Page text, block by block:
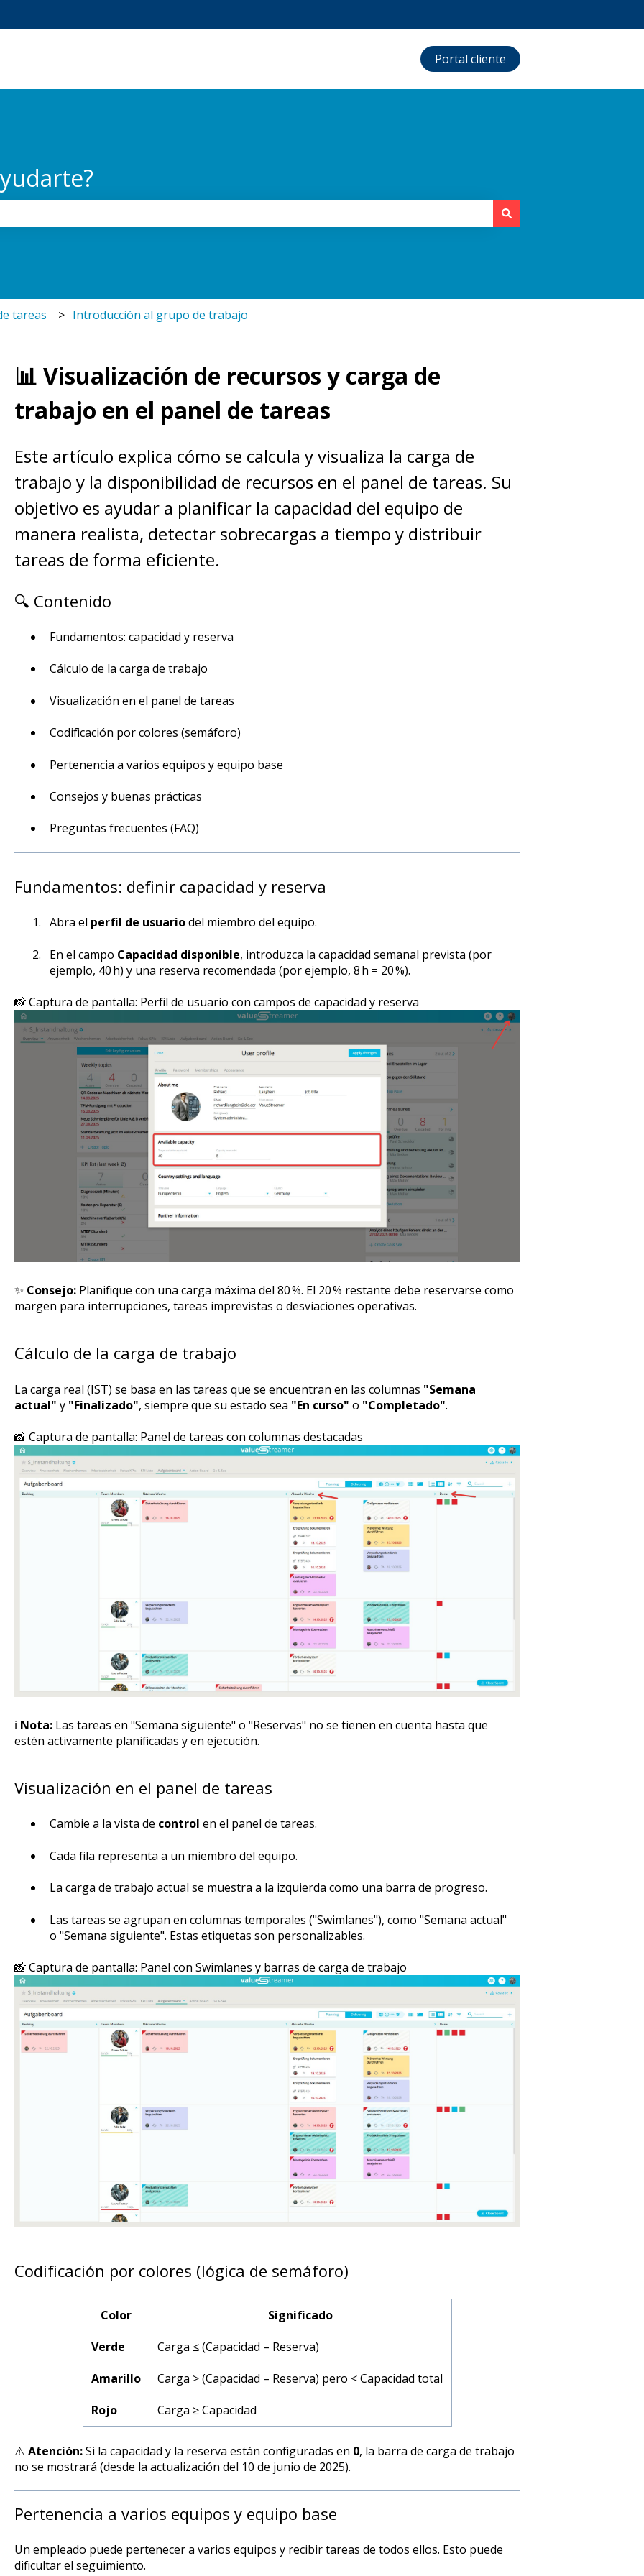
de
Portal cliente
tareas Introducción al grupo de trabajo
📊 Visualización de recursos y carga de
trabajo en el panel de tareas
Este artículo explica cómo se calcula y visualiza la carga de
trabajo y la disponibilidad de recursos en el panel de tareas. Su
objetivo es ayudar a planificar la capacidad del equipo de
manera realista, detectar sobrecargas a tiempo y distribuir
tareas de forma eficiente.
🔍 Contenido
Fundamentos: capacidad y reserva
Cálculo de la carga de trabajo
Visualización en el panel de tareas
Codificación por colores (semáforo)
Pertenencia a varios equipos y equipo base
Consejos y buenas prácticas
Preguntas frecuentes (FAQ)
Fundamentos: definir capacidad y reserva
Abra el perfil de usuariodel miembro del equipo.
En el campo Capacidad disponible, introduzca la capacidad semanal prevista (por
ejemplo, 40 h) y una reserva recomendada (por ejemplo, 8 h = 20 %).
📸 Captura de pantalla: Perfil de usuario con campos de capacidad y reserva
✨ Consejo:Planifique con una carga máxima del 80 %. El 20 % restante debe reservarse como
margen para interrupciones, tareas imprevistas o desviaciones operativas.
Cálculo de la carga de trabajo
La carga real (IST) se basa en las tareas que se encuentran en las columnas "Semana
actual" y "Finalizado", siempre que su estado sea "En curso" o "Completado".
📸 Captura de pantalla: Panel de tareas con columnas destacadas
ℹ️ Nota:Las tareas en "Semana siguiente" o "Reservas" no se tienen en cuenta hasta que
estén activamente planificadas y en ejecución.
Visualización en el panel de tareas
Cambie a la vista de control en el panel de tareas.
Cada fila representa a un miembro del equipo.
La carga de trabajo actual se muestra a la izquierda como una barra de progreso.
Las tareas se agrupan en columnas temporales ("Swimlanes"), como "Semana actual"
o "Semana siguiente". Estas etiquetas son personalizables.
📸 Captura de pantalla: Panel con Swimlanes y barras de carga de trabajo
Codificación por colores (lógica de semáforo)
Color
Significado
Verde
Carga ≤ (Capacidad – Reserva)
Amarillo
Carga > (Capacidad – Reserva) pero < Capacidad total
Rojo
Carga ≥ Capacidad
⚠️ Atención:Si la capacidad y la reserva están configuradas en 0, la barra de carga de trabajo
no se mostrará (desde la actualización del 10 de junio de 2025).
Pertenencia a varios equipos y equipo base
Un empleado puede pertenecer a varios equipos y recibir tareas de todos ellos. Esto puede
dificultar el seguimiento.